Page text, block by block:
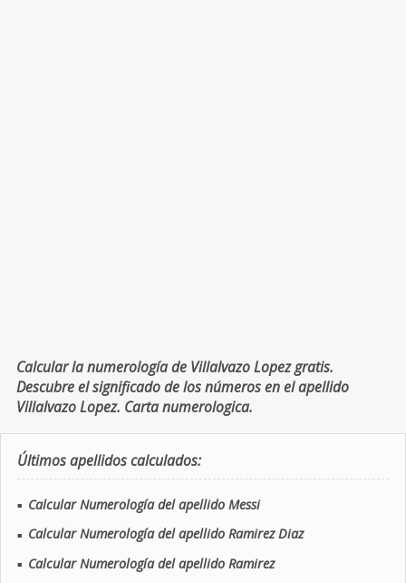
Calcular la numerología de Villalvazo Lopez gratis.
Descubre el significado de los números en el apellido
Villalvazo Lopez. Carta numerologica.
Últimos apellidos calculados:
■ Calcular Numerología del apellido Messi
■ Calcular Numerología del apellido Ramirez Diaz
■ Calcular Numerología del apellido Ramirez